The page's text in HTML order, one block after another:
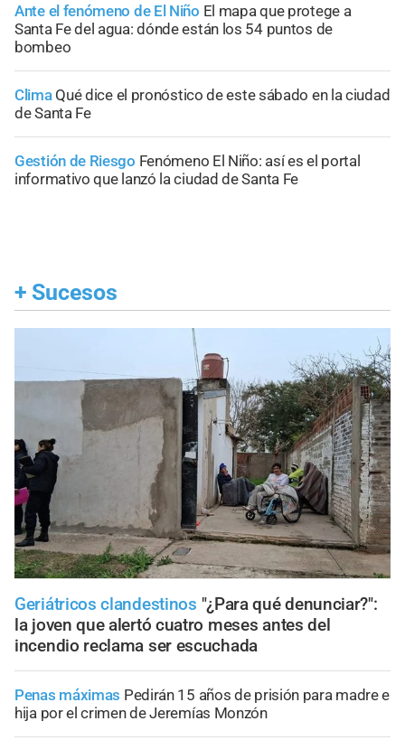
Ante el fenómeno de El Niño El mapa que protege a
Santa Fe del agua: dónde están los 54 puntos de
bombeo
Clima Qué dice el pronóstico de este sábado en la ciudad
de Santa Fe
Gestión de Riesgo Fenómeno El Niño: así es el portal
informativo que lanzó la ciudad de Santa Fe
+ Sucesos
Geriátricos clandestinos "¿Para qué denunciar?":
la joven que alertó cuatro meses antes del
incendio reclama ser escuchada
Penas máximas Pedirán 15 años de prisión para madre e
hija por el crimen de Jeremías Monzón